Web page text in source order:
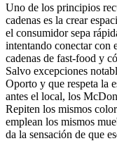
Uno de los principios
cadenas es la crear
el consumidor sepa
intentando conectar con
cadenas de fast-food y
Salvo excepciones
Oporto y que respeta la
antes el local, los
Repiten los mismos
emplean los mismos
da la sensación de que